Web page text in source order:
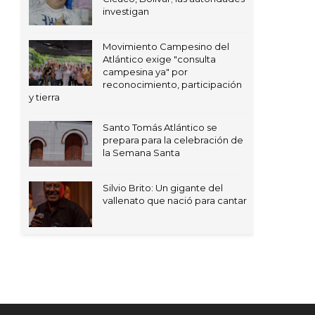
investigan
Movimiento Campesino del
Atlántico exige "consulta
campesina ya" por
reconocimiento, participación
y tierra
Santo Tomás Atlántico se
prepara para la celebración de
la Semana Santa
Silvio Brito: Un gigante del
vallenato que nació para cantar